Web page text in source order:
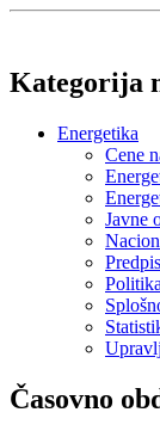
Kategorija
Energetika
Cene
Javne
Časovno